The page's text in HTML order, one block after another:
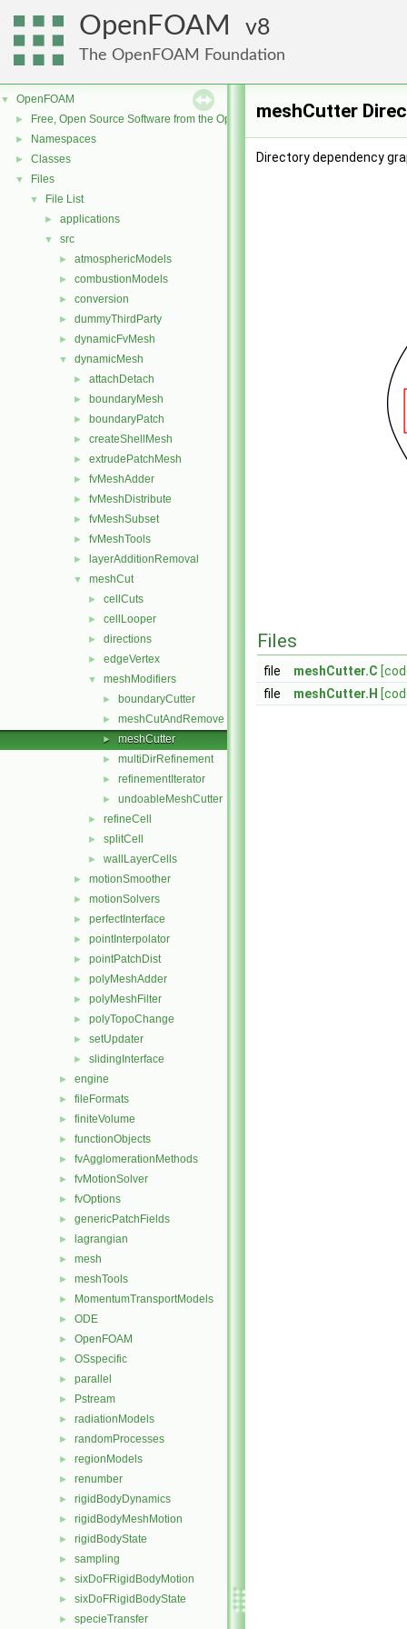
OpenFOAM 8
The OpenFOAM Foundation
▼ OpenFOAM
► Free, Open Source Software from the OpenFOAM Foundation
► Namespaces
► Classes
▼ Files
▼ File List
► applications
▼ src
► atmosphericModels
► combustionModels
► conversion
► dummyThirdParty
► dynamicFvMesh
▼ dynamicMesh
► attachDetach
► boundaryMesh
► boundaryPatch
► createShellMesh
► extrudePatchMesh
► fvMeshAdder
► fvMeshDistribute
► fvMeshSubset
► fvMeshTools
► layerAdditionRemoval
▼ meshCut
► cellCuts
► cellLooper
► directions
► edgeVertex
▼ meshModifiers
► boundaryCutter
► meshCutAndRemove
► meshCutter
► multiDirRefinement
► refinementIterator
► undoableMeshCutter
► refineCell
► splitCell
► wallLayerCells
► motionSmoother
► motionSolvers
► perfectInterface
► pointInterpolator
► pointPatchDist
► polyMeshAdder
► polyMeshFilter
► polyTopoChange
► setUpdater
► slidingInterface
► engine
► fileFormats
► finiteVolume
► functionObjects
► fvAgglomerationMethods
► fvMotionSolver
► fvOptions
► genericPatchFields
► lagrangian
► mesh
► meshTools
► MomentumTransportModels
► ODE
► OpenFOAM
► OSspecific
► parallel
► Pstream
► radiationModels
► randomProcesses
► regionModels
► renumber
► rigidBodyDynamics
► rigidBodyMeshMotion
► rigidBodyState
► sampling
► sixDoFRigidBodyMotion
► sixDoFRigidBodyState
► specieTransfer
meshCutter
Directory dependency
Files
file meshCutter.C
file
meshCutter.H